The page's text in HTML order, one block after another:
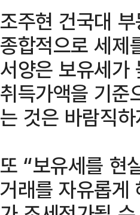
조주현 건국대
종합적으로 세제
서양은 보유세가
취득가액을 기준
는 것은 바람직
또 “보유세를 현
거래를 자유롭게